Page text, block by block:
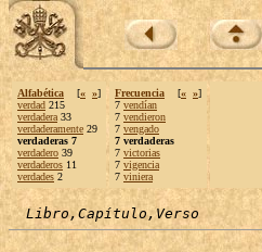
Alfabética [« »]
verdad 215
verdadera 33
verdaderamente 29
verdaderas 7
verdadero 39
verdaderos 11
verdades 2
Frecuencia [« »]
7 vendían
7 vendieron
7 vengado
7 verdaderas
7 victorias
7 vigencia
7 viniera
Libro,Capítulo,Verso